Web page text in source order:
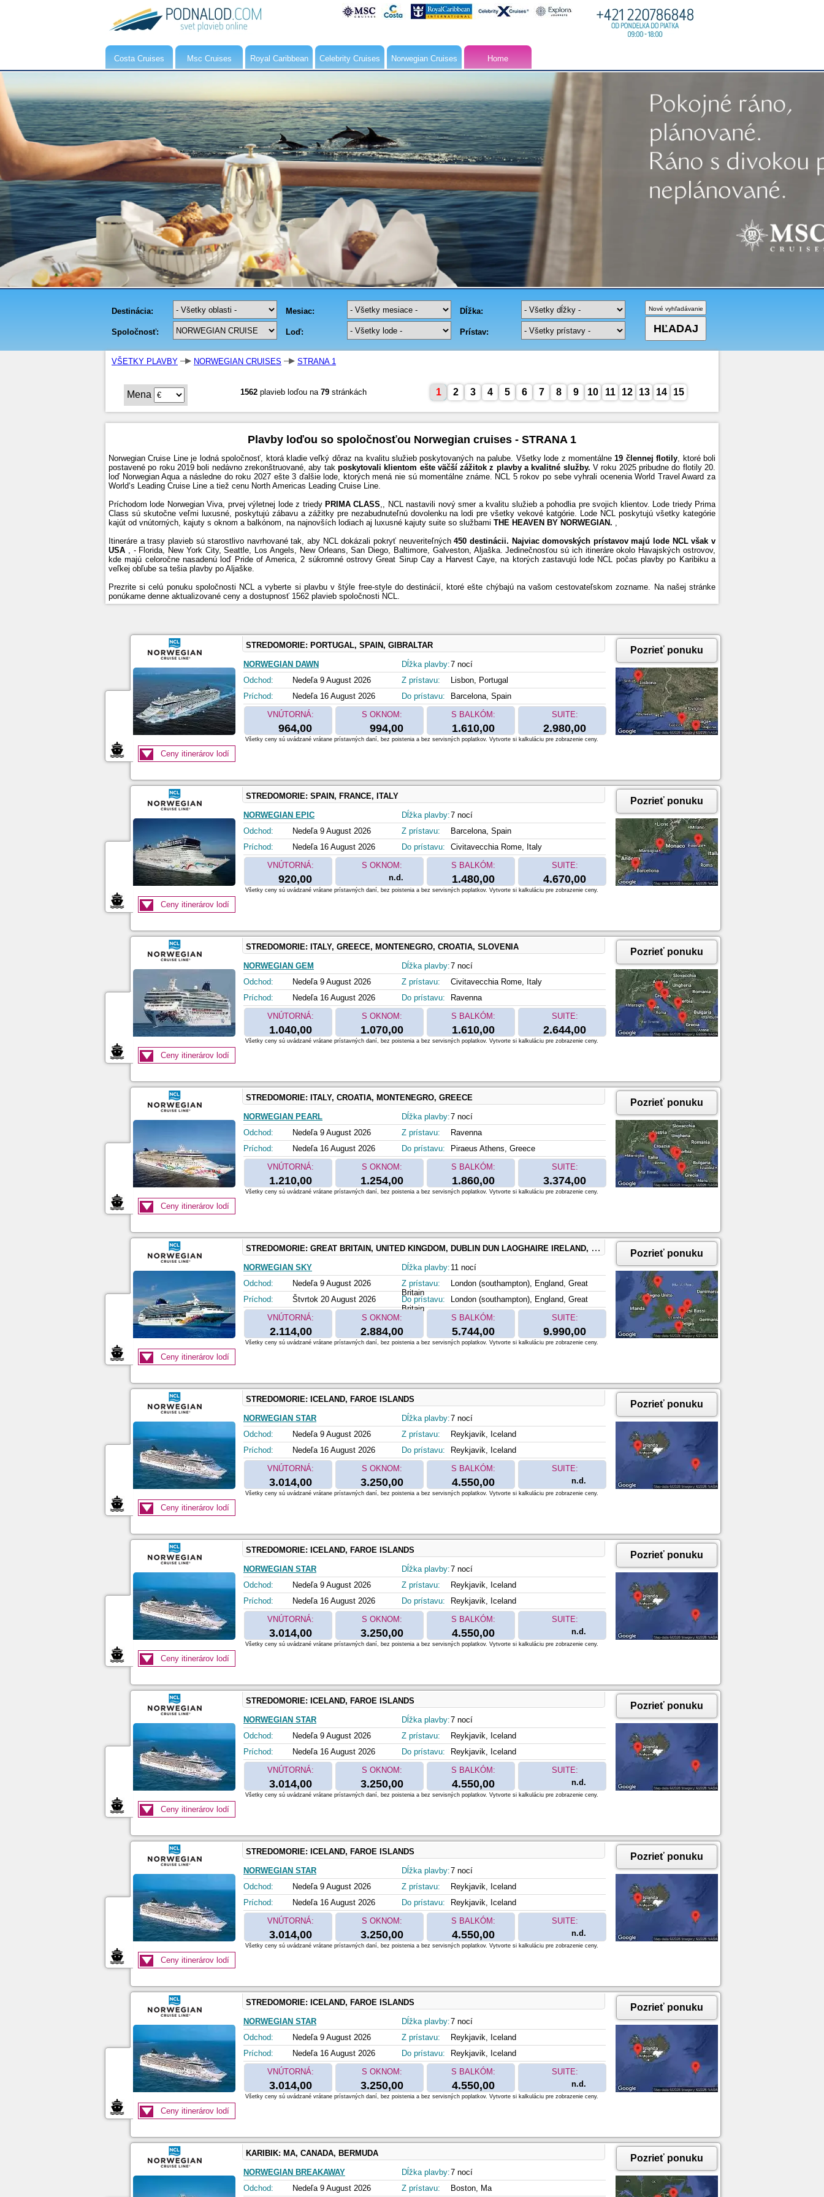
Costa Cruises Msc Cruises Royal Caribbean Celebrity Cruises Norwegian Cruises Home
VŠETKY PLAVBY NORWEGIAN CRUISES STRANA 1
Mena 1562 plavieb loďou na 79 stránkách 15
14
13
12
11
10
9
8
7
6
5
4
3
2
1
Plavby loďou so spoločnosťou Norwegian cruises - STRANA 1
Norwegian Cruise Line je lodná spoločnosť, ktorá kladie veľký dôraz na kvalitu služieb poskytovaných na palube. Všetky lode z momentálne19 člennej flotily, ktoré boli
postavené po roku 2019 boli nedávno zrekonštruované, aby tak poskytovali klientom ešte väčší zážitok z plavby a kvalitné služby.V roku 2025 pribudne do flotily 20.
loď Norwegian Aqua a následne do roku 2027 ešte 3 ďalšie lode, ktorých mená nie sú momentálne známe. NCL 5 rokov po sebe vyhrali ocenenia World Travel Award za
World‘s Leading Cruise Line a tiež cenu North Americas Leading Cruise Line.
Príchodom lode Norwegian Viva, prvej výletnej lode z triedy PRIMA CLASS,, NCL nastavili nový smer a kvalitu služieb a pohodlia pre svojich klientov. Lode triedy Prima
Class sú skutočne veľmi luxusné, poskytujú zábavu a zážitky pre nezabudnuteľnú dovolenku na lodi pre všetky vekové katgórie. Lode NCL poskytujú všetky kategórie
kajút od vnútorných, kajuty s oknom a balkónom, na najnovších lodiach aj luxusné kajuty suite so službami THE HEAVEN BY NORWEGIAN. ,
Itineráre a trasy plavieb sú starostlivo navrhované tak, aby NCL dokázali pokryť neuveriteľných450 destinácii. Najviac domovských prístavov majú lode NCL však v
USA , - Florida, New York City, Seattle, Los Angels, New Orleans, San Diego, Baltimore, Galveston, Aljaška. Jedinečnosťou sú ich itineráre okolo Havajských ostrovov,
kde majú celoročne nasadenú loď Pride of America, 2 súkromné ostrovy Great Sirup Cay a Harvest Caye, na ktorých zastavujú lode NCL počas plavby po Karibiku a
veľkej obľube sa tešia plavby po Aljaške.
Prezrite si celú ponuku spoločnosti NCL a vyberte si plavbu v štýle free-style do destinácií, ktoré ešte chýbajú na vašom cestovateľskom zozname. Na našej stránke
ponúkame denne aktualizované ceny a dostupnosť 1562 plavieb spoločnosti NCL.
STREDOMORIE: PORTUGAL, SPAIN, GIBRALTAR
NORWEGIAN DAWN
Odchod:
Nedeľa 9 August 2026
Príchod:
Nedeľa 16 August 2026
Dĺžka plavby:7 nocí
Z prístavu:
Lisbon, Portugal
Do prístavu:
Barcelona, Spain
VNÚTORNÁ:
964,00
S OKNOM:
994,00
S BALKÓM:
1.610,00
SUITE:
2.980,00
Pozrieť ponuku
Ceny itinerárov lodí
Všetky ceny sú uvádzané vrátane prístavných daní, bez poistenia a bez servisných poplatkov. Vytvorte si kalkuláciu pre zobrazenie ceny.
STREDOMORIE: SPAIN, FRANCE, ITALY
NORWEGIAN EPIC
Odchod:
Nedeľa 9 August 2026
Príchod:
Nedeľa 16 August 2026
Dĺžka plavby:7 nocí
Z prístavu:
Barcelona, Spain
Do prístavu:
Civitavecchia Rome, Italy
VNÚTORNÁ:
920,00
S OKNOM:
n.d.
S BALKÓM:
1.480,00
SUITE:
4.670,00
Pozrieť ponuku
Ceny itinerárov lodí
Všetky ceny sú uvádzané vrátane prístavných daní, bez poistenia a bez servisných poplatkov. Vytvorte si kalkuláciu pre zobrazenie ceny.
STREDOMORIE: ITALY, GREECE, MONTENEGRO, CROATIA, SLOVENIA
NORWEGIAN GEM
Odchod:
Nedeľa 9 August 2026
Príchod:
Nedeľa 16 August 2026
Dĺžka plavby:7 nocí
Z prístavu:
Civitavecchia Rome, Italy
Do prístavu:
Ravenna
VNÚTORNÁ:
1.040,00
S OKNOM:
1.070,00
S BALKÓM:
1.610,00
SUITE:
2.644,00
Pozrieť ponuku
Ceny itinerárov lodí
Všetky ceny sú uvádzané vrátane prístavných daní, bez poistenia a bez servisných poplatkov. Vytvorte si kalkuláciu pre zobrazenie ceny.
STREDOMORIE: ITALY, CROATIA, MONTENEGRO, GREECE
NORWEGIAN PEARL
Odchod:
Nedeľa 9 August 2026
Príchod:
Nedeľa 16 August 2026
Dĺžka plavby:7 nocí
Z prístavu:
Ravenna
Do prístavu:
Piraeus Athens, Greece
VNÚTORNÁ:
1.210,00
S OKNOM:
1.254,00
S BALKÓM:
1.860,00
SUITE:
3.374,00
Pozrieť ponuku
Ceny itinerárov lodí
Všetky ceny sú uvádzané vrátane prístavných daní, bez poistenia a bez servisných poplatkov. Vytvorte si kalkuláciu pre zobrazenie ceny.
STREDOMORIE: GREAT BRITAIN, UNITED KINGDOM, DUBLIN DUN LAOGHAIRE IRELAND, NETHERLANDS, BELGIUM, FRANCE
NORWEGIAN SKY
Odchod:
Nedeľa 9 August 2026
Príchod:
Štvrtok 20 August 2026
Dĺžka plavby: 11 nocí
Z prístavu:
London (southampton), England, Great
Britain
Do prístavu:
London (southampton), England, Great
Britain
VNÚTORNÁ:
2.114,00
S OKNOM:
2.884,00
S BALKÓM:
5.744,00
SUITE:
9.990,00
Pozrieť ponuku
Ceny itinerárov lodí
Všetky ceny sú uvádzané vrátane prístavných daní, bez poistenia a bez servisných poplatkov. Vytvorte si kalkuláciu pre zobrazenie ceny.
STREDOMORIE: ICELAND, FAROE ISLANDS
NORWEGIAN STAR
Odchod:
Nedeľa 9 August 2026
Príchod:
Nedeľa 16 August 2026
Dĺžka plavby:7 nocí
Z prístavu:
Reykjavik, Iceland
Do prístavu:
Reykjavik, Iceland
VNÚTORNÁ:
3.014,00
S OKNOM:
3.250,00
S BALKÓM:
4.550,00
SUITE:
n.d.
Pozrieť ponuku
Ceny itinerárov lodí
Všetky ceny sú uvádzané vrátane prístavných daní, bez poistenia a bez servisných poplatkov. Vytvorte si kalkuláciu pre zobrazenie ceny.
STREDOMORIE: ICELAND, FAROE ISLANDS
NORWEGIAN STAR
Odchod:
Nedeľa 9 August 2026
Príchod:
Nedeľa 16 August 2026
Dĺžka plavby:7 nocí
Z prístavu:
Reykjavik, Iceland
Do prístavu:
Reykjavik, Iceland
VNÚTORNÁ:
3.014,00
S OKNOM:
3.250,00
S BALKÓM:
4.550,00
SUITE:
n.d.
Pozrieť ponuku
Ceny itinerárov lodí
Všetky ceny sú uvádzané vrátane prístavných daní, bez poistenia a bez servisných poplatkov. Vytvorte si kalkuláciu pre zobrazenie ceny.
STREDOMORIE: ICELAND, FAROE ISLANDS
NORWEGIAN STAR
Odchod:
Nedeľa 9 August 2026
Príchod:
Nedeľa 16 August 2026
Dĺžka plavby:7 nocí
Z prístavu:
Reykjavik, Iceland
Do prístavu:
Reykjavik, Iceland
VNÚTORNÁ:
3.014,00
S OKNOM:
3.250,00
S BALKÓM:
4.550,00
SUITE:
n.d.
Pozrieť ponuku
Ceny itinerárov lodí
Všetky ceny sú uvádzané vrátane prístavných daní, bez poistenia a bez servisných poplatkov. Vytvorte si kalkuláciu pre zobrazenie ceny.
STREDOMORIE: ICELAND, FAROE ISLANDS
NORWEGIAN STAR
Odchod:
Nedeľa 9 August 2026
Príchod:
Nedeľa 16 August 2026
Dĺžka plavby:7 nocí
Z prístavu:
Reykjavik, Iceland
Do prístavu:
Reykjavik, Iceland
VNÚTORNÁ:
3.014,00
S OKNOM:
3.250,00
S BALKÓM:
4.550,00
SUITE:
n.d.
Pozrieť ponuku
Ceny itinerárov lodí
Všetky ceny sú uvádzané vrátane prístavných daní, bez poistenia a bez servisných poplatkov. Vytvorte si kalkuláciu pre zobrazenie ceny.
STREDOMORIE: ICELAND, FAROE ISLANDS
NORWEGIAN STAR
Odchod:
Nedeľa 9 August 2026
Príchod:
Nedeľa 16 August 2026
Dĺžka plavby:7 nocí
Z prístavu:
Reykjavik, Iceland
Do prístavu:
Reykjavik, Iceland
VNÚTORNÁ:
3.014,00
S OKNOM:
3.250,00
S BALKÓM:
4.550,00
SUITE:
n.d.
Pozrieť ponuku
Ceny itinerárov lodí
Všetky ceny sú uvádzané vrátane prístavných daní, bez poistenia a bez servisných poplatkov. Vytvorte si kalkuláciu pre zobrazenie ceny.
KARIBIK: MA, CANADA, BERMUDA
NORWEGIAN BREAKAWAY
Odchod:
Nedeľa 9 August 2026
Dĺžka plavby:7 nocí
Z prístavu:
Boston, Ma
Pozrieť ponuku